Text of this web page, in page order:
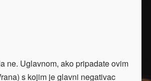
ne. Uglavnom, ako pripadate ovim
s kojim je glavni negativac